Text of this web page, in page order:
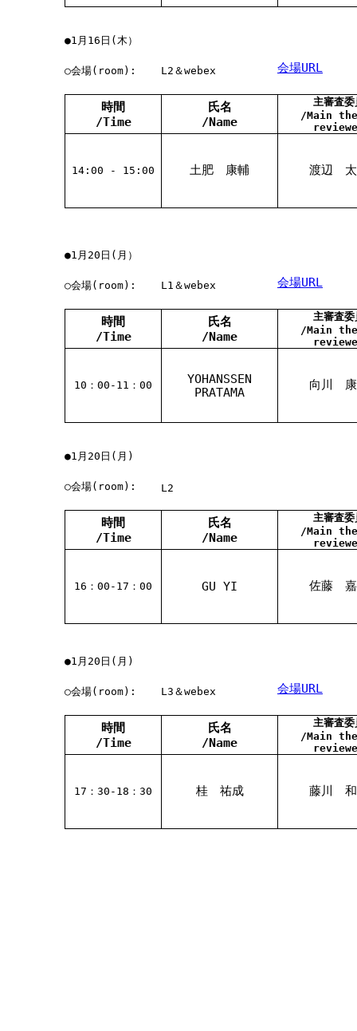
●1月16日(木）
○会場(room): L2＆webex 会場URL
時間
/Time
氏名
/Name
主審査委
/Main
14:00 - 15:00 土肥 康輔 渡辺 太
●1月20日(月）
○会場(room): L1＆webex 会場URL
時間
/Time
氏名
/Name
主審査委
/Main
10：00-11：00
YOHANSSEN
PRATAMA
向川
●1月20日(月)
○会場(room): L2
時間
/Time
氏名
/Name
主審査委
/Main
16：00-17：00 GU YI 佐藤 嘉
●1月20日(月)
○会場(room): L3＆webex 会場URL
時間
/Time
氏名
/Name
主審査委
/Main
17：30-18：30 桂 祐成 藤川 和